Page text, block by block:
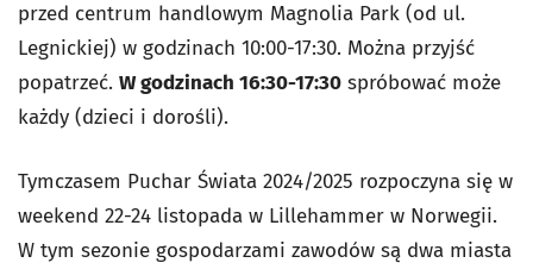
przed centrum handlowym Magnolia Park (od ul.
Legnickiej) w godzinach 10:00-17:30. Można przyjść
popatrzeć. W godzinach 16:30-17:30 spróbować może
każdy (dzieci i dorośli).
Tymczasem Puchar Świata 2024/2025 rozpoczyna się w
weekend 22-24 listopada w Lillehammer w Norwegii.
W tym sezonie gospodarzami zawodów są dwa miasta